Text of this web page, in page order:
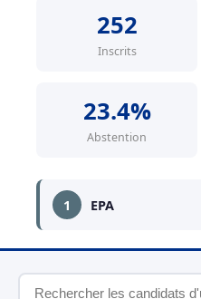
252
Inscrits
23.4%
Abstention
1 EPA